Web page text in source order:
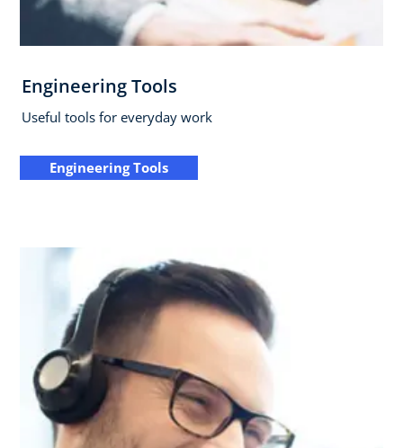
Engineering Tools
Useful tools for everyday work
Engineering Tools